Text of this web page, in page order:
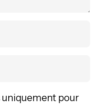
uniquement pour